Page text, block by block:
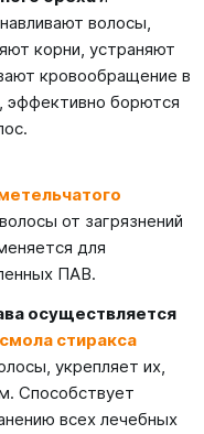
волосы,
корни, устраняют
кровообращение в
эффективно борются
от загрязнений
для
ПАВ.
осуществляется
стиракса
укрепляет их,
Способствует
всех лечебных